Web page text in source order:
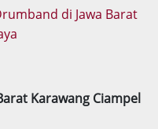
di Jawa Barat
Karawang Ciampel